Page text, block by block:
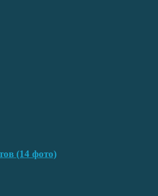
(14 фото)